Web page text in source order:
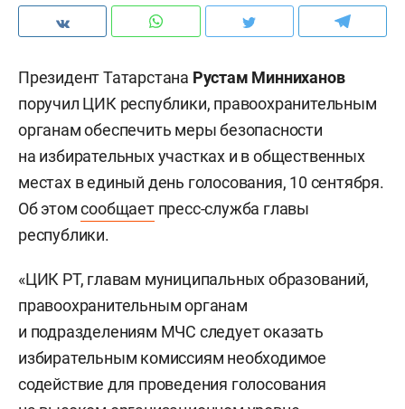
Президент Татарстана Рустам Минниханов
поручил ЦИК республики, правоохранительным
органам обеспечить меры безопасности
на избирательных участках и в общественных
местах в единый день голосования, 10 сентября.
Об этомсообщаетпресс-служба главы
республики.
«ЦИК РТ, главам муниципальных образований,
правоохранительным органам
и подразделениям МЧС следует оказать
избирательным комиссиям необходимое
содействие для проведения голосования